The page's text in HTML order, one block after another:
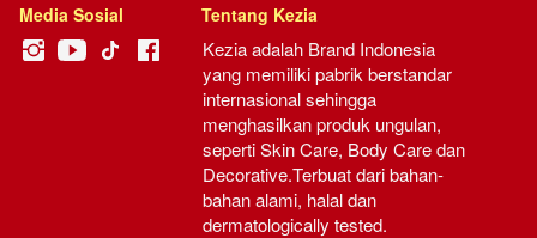
Media Sosial Tentang Kezia
Kezia adalah Brand Indonesia
yang memiliki pabrik berstandar
internasional sehingga
menghasilkan produk ungulan,
seperti Skin Care, Body Care dan
Decorative.Terbuat dari bahan-
bahan alami, halal dan
dermatologically tested.